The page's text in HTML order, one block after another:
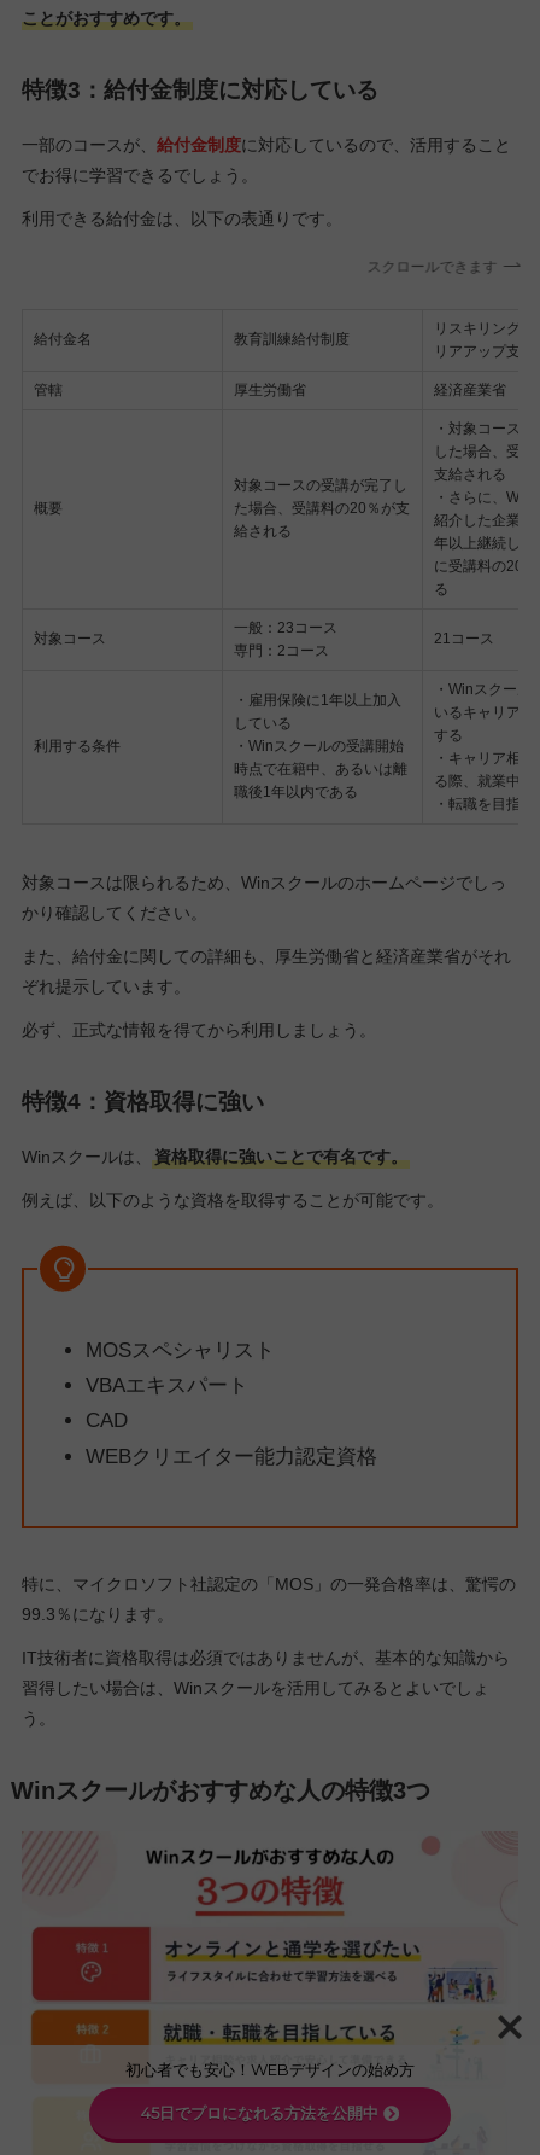
ことがおすすめです。
特徴3：給付金制度に対応している
一部のコースが、 給付金制度に対応しているので、活用すること
でお得に学習できるでしょう。
利用できる給付金は、以下の表通りです。
スクロールできます
給付金名 教育訓練給付制度
リスキリング
リアアップ支援
管轄 厚生労働省 経済産業省
概要
対象コースの受講が完了し
た場合、受講料の20％が支
給される
・対象コース
した場合、受
支給される
・さらに、Win
紹介した企業に
年以上継続した
に受講料の20
る
対象コース
一般：23コース
専門：2コース
21コース
利用する条件
・雇用保険に1年以上加入
している
・Winスクールの受講開始
時点で在籍中、あるいは離
職後1年以内である
・Winスクール
いるキャリア相
する
・キャリア相
る際、就業中で
・転職を目指
対象コースは限られるため、Winスクールのホームページでしっ
かり確認してください。
また、給付金に関しての詳細も、厚生労働省と経済産業省がそれ
ぞれ提示しています。
必ず、正式な情報を得てから利用しましょう。
特徴4：資格取得に強い
Winスクールは、 資格取得に強いことで有名です。
例えば、以下のような資格を取得することが可能です。
MOSスペシャリスト
VBAエキスパート
CAD
WEBクリエイター能力認定資格
特に、マイクロソフト社認定の「MOS」の一発合格率は、驚愕の
99.3％になります。
IT技術者に資格取得は必須ではありませんが、基本的な知識から
習得したい場合は、Winスクールを活用してみるとよいでしょ
う。
Winスクールがおすすめな人の特徴3つ
初心者でも安心！WEBデザインの始め方
45日でプロになれる方法を公開中